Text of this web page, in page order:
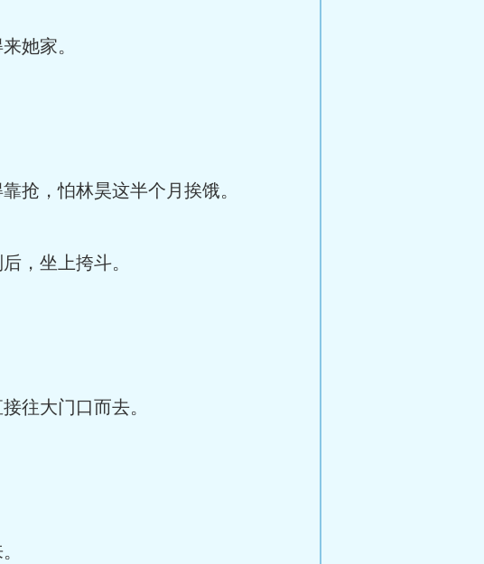
她家。
抢，怕林昊这半个月挨饿。
，坐上挎斗。
往大门口而去。